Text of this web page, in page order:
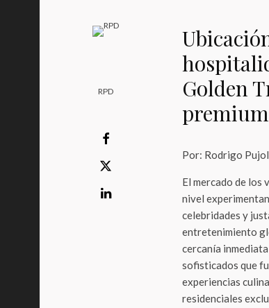
RPD
Golden
Por: Rodrigo Pujol
El mercado de
nivel
celebridades y
entretenimiento
cercanía
sofisticados que
experiencias
residenciales